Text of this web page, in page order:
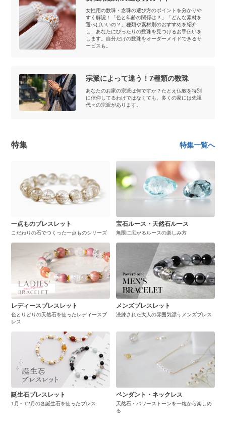
女性用の数珠・念珠の選び方のポイントを分かりや
すく解説！「色と年齢の関係は？」「どんな素材を
選べばいいの？」種類や素材別のおすすめを紹介
し、あなたにぴったりの数珠を見つけるお手伝いを
します。自分だけの数珠をオーダーメイドできるサ
ービスも。
宗派によって違う！7種類の数珠
あなたのお家の宗派は何ですか？たとえ仏教を特別
に信仰してるわけではなくても、多くの家には先祖
代々の宗派があります。
特集 特集一覧へ
一点ものブレスレット
こだわりの石でつくった一点ものシリーズ
宝石ルース・天然石ルース
無限に広がるルースの楽しみ方
レディースブレスレット
色とりどりの天然石を使ったレディースブ
レス
メンズブレスレット
洗練された大人の雰囲気漂うメンズブレス
誕生石ブレスレット
1月～12月の各誕生石を使ったブレス
ペンダント・ネックレス
天然石・パワーストーンを一粒から楽しめ
る